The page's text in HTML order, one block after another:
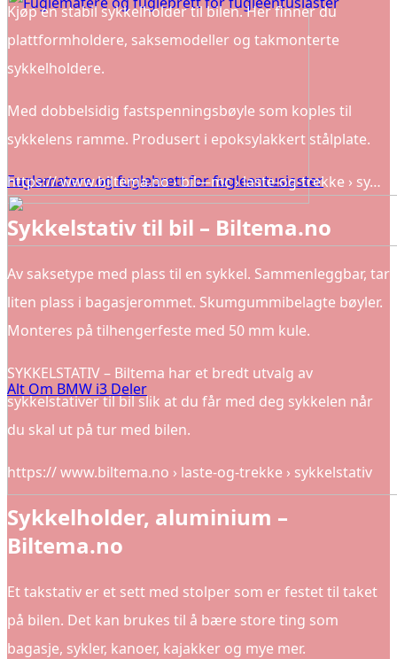
Fuglematere og fuglebrett for fugleentusiaster
Alt Om BMW i3 Deler
Kjøp en stabil sykkelholder til bilen. Her finner du
plattformholdere, saksemodeller og takmonterte
sykkelholdere.
Med dobbelsidig fastspenningsbøyle som koples til
sykkelens ramme. Produsert i epoksylakkert stålplate.
https:// www.biltema.no › bil—mc › laste-og-trekke › sy…
Sykkelstativ til bil – Biltema.no
Av saksetype med plass til en sykkel. Sammenleggbar, tar
liten plass i bagasjerommet. Skumgummibelagte bøyler.
Monteres på tilhengerfeste med 50 mm kule.
SYKKELSTATIV – Biltema har et bredt utvalg av
sykkelstativer til bil slik at du får med deg sykkelen når
du skal ut på tur med bilen.
https:// www.biltema.no › laste-og-trekke › sykkelstativ
Sykkelholder, aluminium –
Biltema.no
Et takstativ er et sett med stolper som er festet til taket
på bilen. Det kan brukes til å bære store ting som
bagasje, sykler, kanoer, kajakker og mye mer.